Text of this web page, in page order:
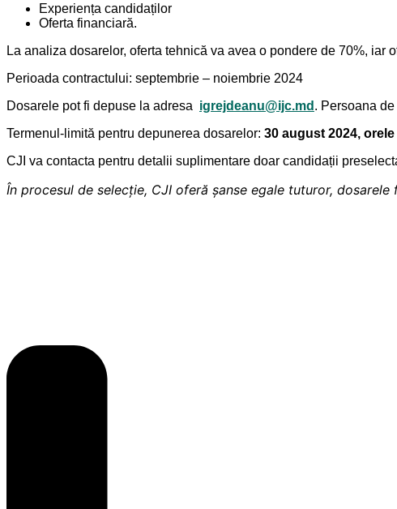
Experiența candidaților
Oferta financiară.
La analiza dosarelor, oferta tehnică va avea o pondere de 70%, iar
Perioada contractului: septembrie – noiembrie 2024
Dosarele pot fi depuse la adresa igrejdeanu@ijc.md . Persoana
Termenul-limită pentru depunerea dosarelor: 30 august 2024, orele
CJI va contacta pentru detalii suplimentare doar candidații
În procesul de selecție, CJI oferă șanse egale tuturor,